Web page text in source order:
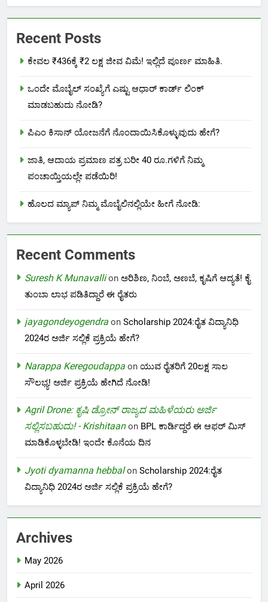
Recent Posts
ಕೇವಲ ₹436ಕ್ಕೆ ₹2 ಲಕ್ಷ ಜೀವ ವಿಮೆ! ಇಲ್ಲಿದೆ ಪೂರ್ಣ ಮಾಹಿತಿ.
ಒಂದೇ ಮೊಬೈಲ್ ಸಂಖ್ಯೆಗೆ ಎಷ್ಟು ಆಧಾರ್ ಕಾರ್ಡ್ ಲಿಂಕ್
ಮಾಡಬಹುದು ನೋಡಿ?
ಪಿಎಂ ಕಿಸಾನ್ ಯೋಜನೆಗೆ ನೊಂದಾಯಿಸಿಕೊಳ್ಳುವುದು ಹೇಗೆ?
ಜಾತಿ, ಆದಾಯ ಪ್ರಮಾಣ ಪತ್ರ ಬರೀ 40 ರೂ.ಗಳಿಗೆ ನಿಮ್ಮ
ಪಂಚಾಯ್ತಿಯಲ್ಲೇ ಪಡೆಯಿರಿ!
ಹೊಲದ ಮ್ಯಾಪ್ ನಿಮ್ಮ ಮೊಬೈಲಿನಲ್ಲಿಯೇ ಹೀಗೆ ನೋಡಿ:
Recent Comments
Suresh K Munavallion ಅರಿಶಿಣ, ನಿಂಬೆ, ಅಣಬೆ, ಕೃಷಿಗೆ ಆದ್ಯತೆ! ಕೈ
ತುಂಬಾ ಲಾಭ ಪಡಿತಿದ್ದಾರೆ ಈ ರೈತರು
jayagondeyogendra on Scholarship 2024:ರೈತ ವಿದ್ಯಾನಿಧಿ
2024ರ ಅರ್ಜಿ ಸಲ್ಲಿಕೆ ಪ್ರಕ್ರಿಯೆ ಹೇಗೆ?
Narappa Keregoudappa on ಯುವ ರೈತರಿಗೆ 20ಲಕ್ಷ ಸಾಲ
ಸೌಲಭ್ಯ! ಅರ್ಜಿ ಪ್ರಕ್ರಿಯೆ ಹೇಗಿದೆ ನೋಡಿ!
Agril Drone: ಕೃಷಿ ಡ್ರೋನ್ ರಾಜ್ಯದ ಮಹಿಳೆಯರು ಅರ್ಜಿ
ಸಲ್ಲಿಸಬಹುದು! - Krishitaanon BPL ಕಾರ್ಡಿದ್ದರೆ ಈ ಆಫರ್ ಮಿಸ್
ಮಾಡಿಕೊಳ್ಳಬೇಡಿ! ಇಂದೇ ಕೊನೆಯ ದಿನ
Jyoti dyamanna hebbalon Scholarship 2024:ರೈತ
ವಿದ್ಯಾನಿಧಿ 2024ರ ಅರ್ಜಿ ಸಲ್ಲಿಕೆ ಪ್ರಕ್ರಿಯೆ ಹೇಗೆ?
Archives
May 2026
April 2026